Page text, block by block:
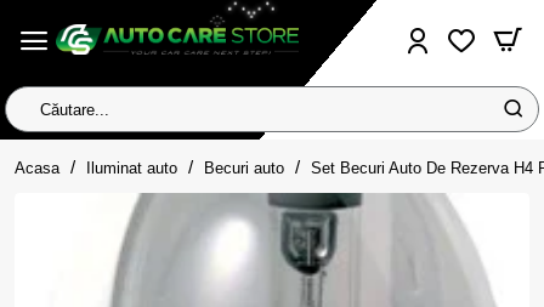
Căutare...
Acasa homeIluminat auto Becuri auto Set Becuri Auto De Rezerva H4